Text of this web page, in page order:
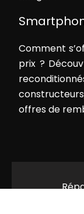
Comment
prix ?
offres de